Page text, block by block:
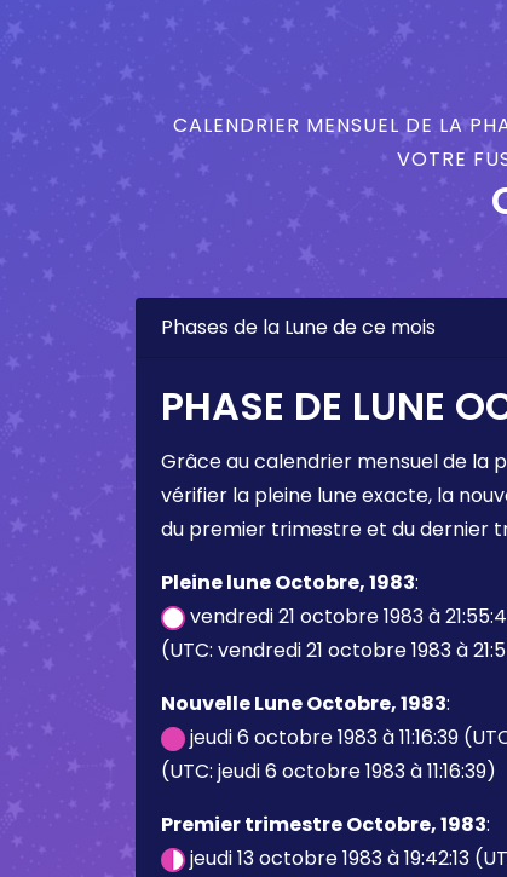
CALENDRIER MENSUEL DE LA
VOTRE
Phases de la Lune de ce mois
PHASE DE LUNE
Grâce au calendrier mensuel de la
vérifier la pleine lune exacte, la
du premier trimestre et du dernier
Pleine lune Octobre, 1983:
vendredi 21 octobre 1983 à
(UTC: vendredi 21 octobre 1983 à
Nouvelle Lune Octobre, 1983:
jeudi 6 octobre 1983 à 11:16:39
(UTC: jeudi 6 octobre 1983 à 11:16:39)
Premier trimestre Octobre, 1983:
jeudi 13 octobre 1983 à 19:42:13